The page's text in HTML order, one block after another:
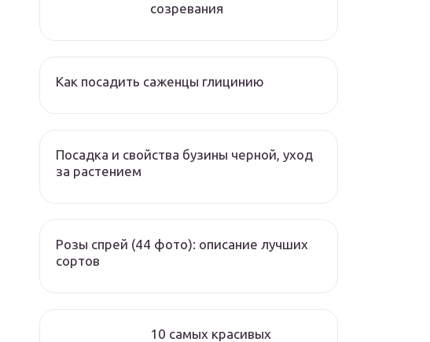
созревания
Как посадить саженцы глицинию
Посадка и свойства бузины черной, уход
за растением
Розы спрей (44 фото): описание лучших
сортов
10 самых красивых